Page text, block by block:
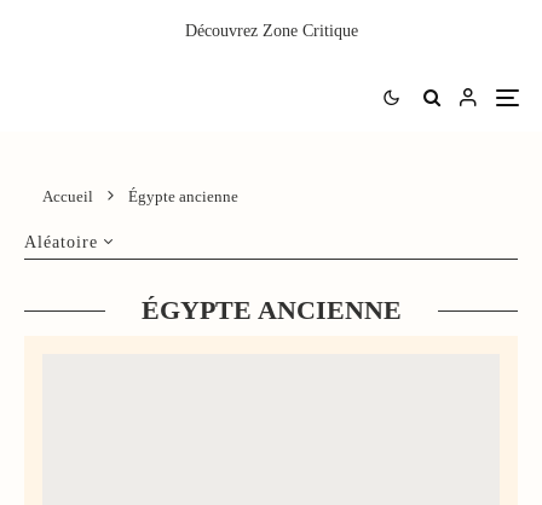
Découvrez Zone Critique
Accueil Égypte ancienne
Aléatoire
ÉGYPTE ANCIENNE